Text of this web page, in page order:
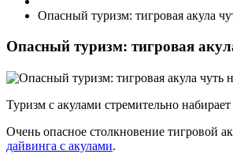
Опасный туризм: тигровая акула
Опасный туризм: тигровая
Туризм с акулами стремительно
Очень опасное столкновение тигровой
дайвинга с акулами.